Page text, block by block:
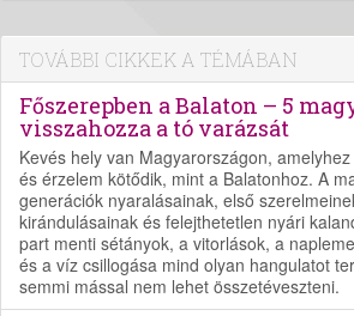
TOVÁBBI CIKKEK A TÉMÁBAN
Főszerepben a Balaton – 5
visszahozza a tó varázsát
Kevés hely van Magyarországon,
és érzelem kötődik, mint a Balatonhoz. A
generációk nyaralásainak, első
kirándulásainak és felejthetetlen nyári
part menti sétányok, a vitorlások, a
és a víz csillogása mind olyan hangulatot
semmi mással nem lehet összetéveszteni.